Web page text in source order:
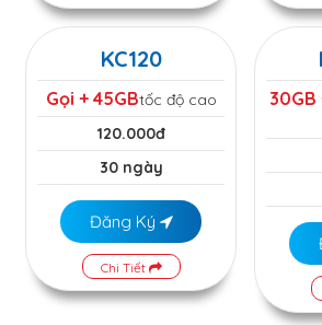
KC120
Gọi + 45GBtốc độ cao
120.000đ
30 ngày
Đăng Ký
Chi Tiết